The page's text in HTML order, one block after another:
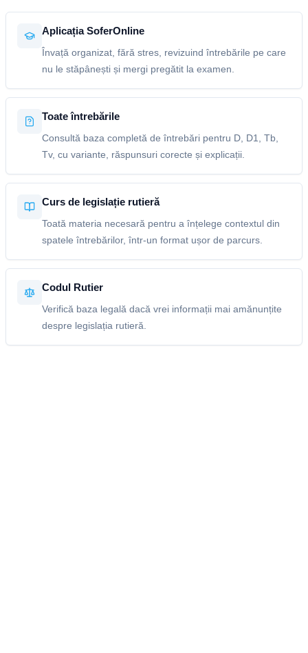
Aplicația SoferOnline
Învață organizat, fără stres, revizuind întrebările pe care
nu le stăpânești și mergi pregătit la examen.
Toate întrebările
Consultă baza completă de întrebări pentru D, D1, Tb,
Tv, cu variante, răspunsuri corecte și explicații.
Curs de legislație rutieră
Toată materia necesară pentru a înțelege contextul din
spatele întrebărilor, într-un format ușor de parcurs.
Codul Rutier
Verifică baza legală dacă vrei informații mai amănunțite
despre legislația rutieră.